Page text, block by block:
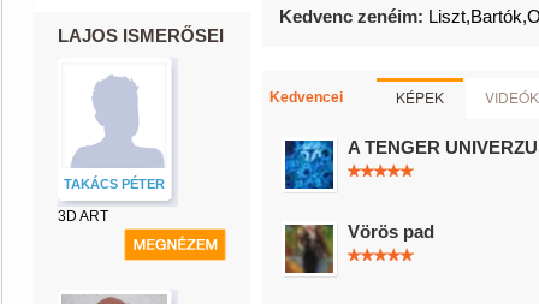
LAJOS ISMERŐSEI
TAKÁCS PÉTER
3D ART
Kedvenc zenéim:
Kedvencei KÉPEK VIDEÓK
A TENGER
Vörös pad